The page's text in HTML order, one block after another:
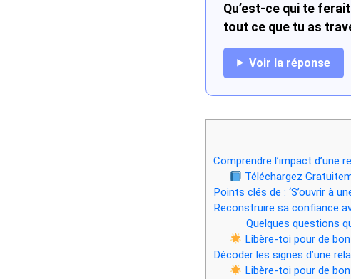
Qu’est-ce qui te
tout ce que tu as
Voir la réponse
Comprendre l’impact d’une
Téléchargez
Points clés de : ‘S’ouvrir à
Reconstruire sa confiance
Quelques questions
Libère-toi pour de
Décoder les signes d’une
Libère-toi pour de